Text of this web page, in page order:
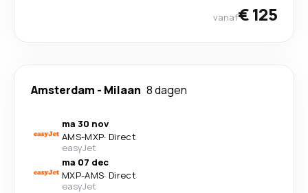
vanaf€ 125
Amsterdam - Milaan 8 dagen
ma 30 nov
AMS-MXP· Direct
easyJet
ma 07 dec
MXP-AMS· Direct
easyJet